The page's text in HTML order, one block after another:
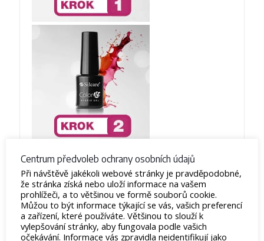
Centrum předvoleb ochrany osobních údajů
Při návštěvě jakékoli webové stránky je pravděpodobné,
že stránka získá nebo uloží informace na vašem
prohlížeči, a to většinou ve formě souborů cookie.
Můžou to být informace týkající se vás, vašich preferencí
a zařízení, které používáte. Většinou to slouží k
vylepšování stránky, aby fungovala podle vašich
očekávání. Informace vás zpravidla neidentifikují jako